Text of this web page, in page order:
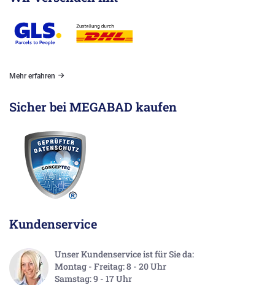
Mehr erfahren
Sicher bei MEGABAD kaufen
Kundenservice
Unser Kundenservice ist für Sie da:
Montag - Freitag: 8 - 20 Uhr
Samstag: 9 - 17 Uhr